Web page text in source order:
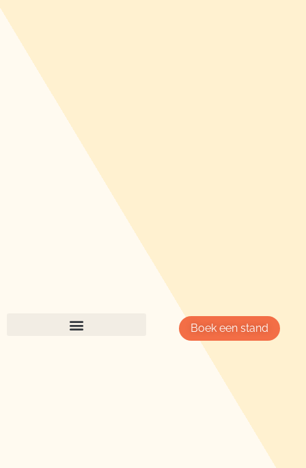
Boek een stand